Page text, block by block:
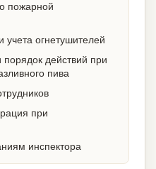
пожарной
учета огнетушителей
порядок действий при
пива
при
инспектора